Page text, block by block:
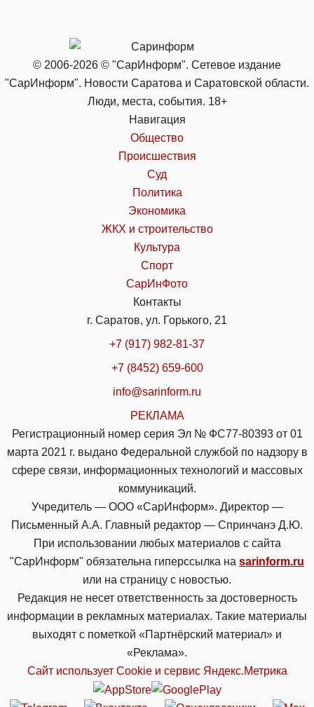
© 2006-2026 © "СарИнформ". Сетевое издание
"СарИнформ". Новости Саратова и Саратовской области.
Люди, места, события. 18+
Навигация
Общество
Происшествия
Суд
Политика
Экономика
ЖКХ и строительство
Культура
Спорт
СарИнФото
Контакты
г. Саратов, ул. Горького, 21
+7 (917) 982-81-37
+7 (8452) 659-600
info@sarinform.ru
РЕКЛАМА
Регистрационный номер серия Эл № ФС77-80393 от 01
марта 2021 г. выдано Федеральной службой по надзору в
сфере связи, информационных технологий и массовых
коммуникаций.
Учредитель — ООО «СарИнформ». Директор —
Письменный А.А. Главный редактор — Спринчанэ Д.Ю.
При использовании любых материалов с сайта
"СарИнформ" обязательна гиперссылка на sarinform.ru
или на страницу с новостью.
Редакция не несет ответственность за достоверность
информации в рекламных материалах. Такие материалы
выходят с пометкой «Партнёрский материал» и
«Реклама».
Сайт использует Cookie и сервиc Яндекс.Метрика